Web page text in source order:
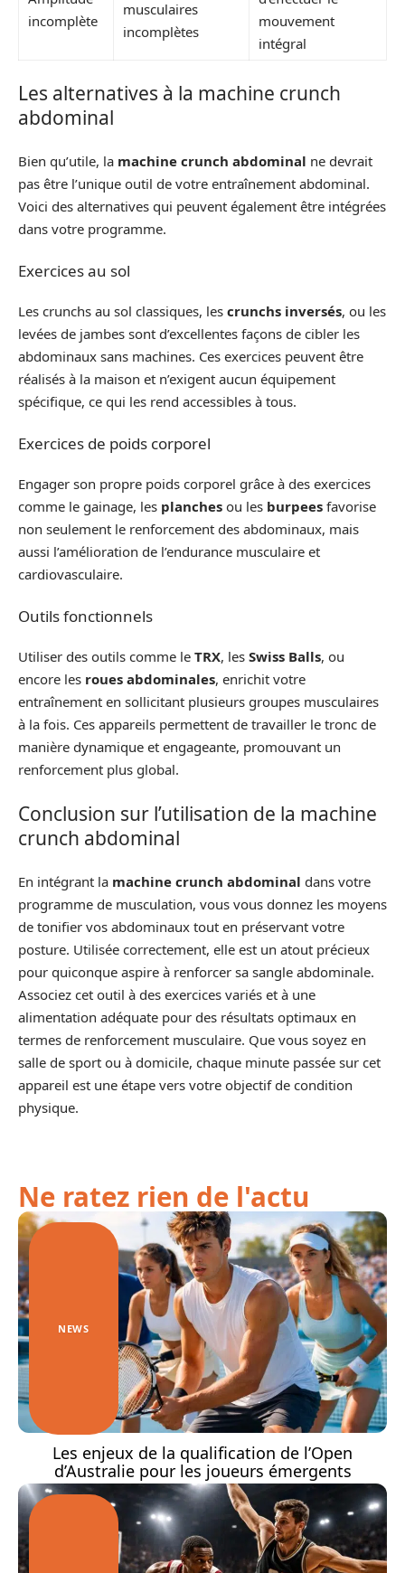
incomplète
musculaires
incomplètes
mouvement
intégral
Les alternatives à la machine crunch
abdominal
Bien qu’utile, la machine crunch abdominal ne devrait
pas être l’unique outil de votre entraînement abdominal.
Voici des alternatives qui peuvent également être intégrées
dans votre programme.
Exercices au sol
Les crunchs au sol classiques, les crunchs inversés, ou les
levées de jambes sont d’excellentes façons de cibler les
abdominaux sans machines. Ces exercices peuvent être
réalisés à la maison et n’exigent aucun équipement
spécifique, ce qui les rend accessibles à tous.
Exercices de poids corporel
Engager son propre poids corporel grâce à des exercices
comme le gainage, les planches ou les burpees favorise
non seulement le renforcement des abdominaux, mais
aussi l’amélioration de l’endurance musculaire et
cardiovasculaire.
Outils fonctionnels
Utiliser des outils comme le TRX, les Swiss Balls, ou
encore les roues abdominales, enrichit votre
entraînement en sollicitant plusieurs groupes musculaires
à la fois. Ces appareils permettent de travailler le tronc de
manière dynamique et engageante, promouvant un
renforcement plus global.
Conclusion sur l’utilisation de la machine
crunch abdominal
En intégrant la machine crunch abdominal dans votre
programme de musculation, vous vous donnez les moyens
de tonifier vos abdominaux tout en préservant votre
posture. Utilisée correctement, elle est un atout précieux
pour quiconque aspire à renforcer sa sangle abdominale.
Associez cet outil à des exercices variés et à une
alimentation adéquate pour des résultats optimaux en
termes de renforcement musculaire. Que vous soyez en
salle de sport ou à domicile, chaque minute passée sur cet
appareil est une étape vers votre objectif de condition
physique.
Ne ratez rien de l'actu
NEWS
Les enjeux de la qualification de l’Open
d’Australie pour les joueurs émergents